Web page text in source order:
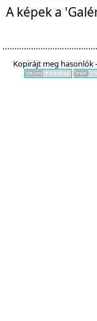
A képek a
Kopirájt meg hasonlók